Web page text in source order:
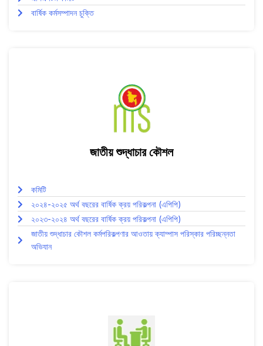
বার্ষিক কর্মসম্পাদন চুক্তি
জাতীয় শুদ্ধাচার কৌশল
কমিটি
২০২৪-২০২৫ অর্থ বছরের বার্ষিক ক্রয় পরিকল্পনা (এপিপি)
২০২৩-২০২৪ অর্থ বছরের বার্ষিক ক্রয় পরিকল্পনা (এপিপি)
জাতীয় শুদ্ধাচার কৌশল কর্মপরিকল্পণার আওতায় ক্যাম্পাস পরিস্কার পরিচ্ছন্নতা
অভিযান